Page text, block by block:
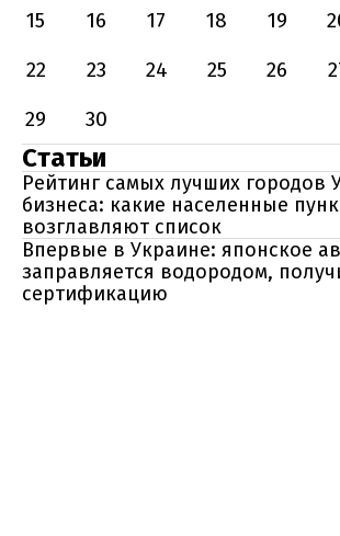
15
16 17 18 19
22
23 24 25 26
29
30
Статьи
Рейтинг самых лучших городов
бизнеса: какие населенные
возглавляют список
Впервые в Украине: японское
заправляется водородом,
сертификацию